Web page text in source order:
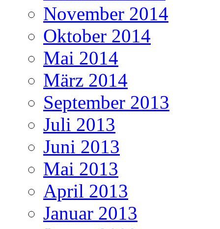
November 2014
Oktober 2014
Mai 2014
März 2014
September 2013
Juli 2013
Juni 2013
Mai 2013
April 2013
Januar 2013